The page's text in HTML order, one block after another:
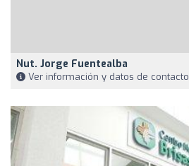
Nut. Jorge Fuentealba
Ver información y datos de contacto